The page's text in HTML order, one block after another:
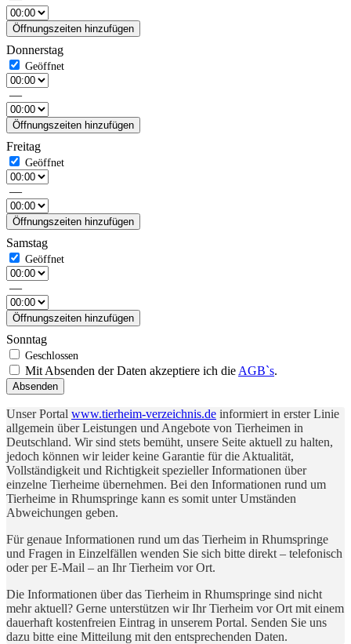
Öffnungszeiten hinzufügen
Donnerstag
—
Öffnungszeiten hinzufügen
Freitag
—
Öffnungszeiten hinzufügen
Samstag
—
Öffnungszeiten hinzufügen
Sonntag
Mit Absenden der Daten akzeptiere ich die AGB`s.
Absenden
Unser Portal www.tierheim-verzeichnis.de informiert in erster Linie
allgemein über Leistungen und Angebote von Tierheimen in
Deutschland. Wir sind stets bemüht, unsere Seite aktuell zu halten,
jedoch können wir leider keine Garantie für die Aktualität,
Vollständigkeit und Richtigkeit spezieller Informationen über
einzelne Tierheime übernehmen. Bei den Informationen rund um
Tierheime in Rhumspringe kann es somit unter Umständen
Abweichungen geben.
Für genaue Informationen rund um das Tierheim in Rhumspringe
und Fragen in Einzelfällen wenden Sie sich bitte direkt – telefonisch
oder per E-Mail – an Ihr Tierheim vor Ort.
Die Informationen über das Tierheim in Rhumspringe sind nicht
mehr aktuell? Gerne unterstützen wir Ihr Tierheim vor Ort mit einem
dauerhaft kostenfreien Eintrag in unserem Portal. Senden Sie uns
dazu bitte eine Mitteilung mit den entsprechenden Daten.